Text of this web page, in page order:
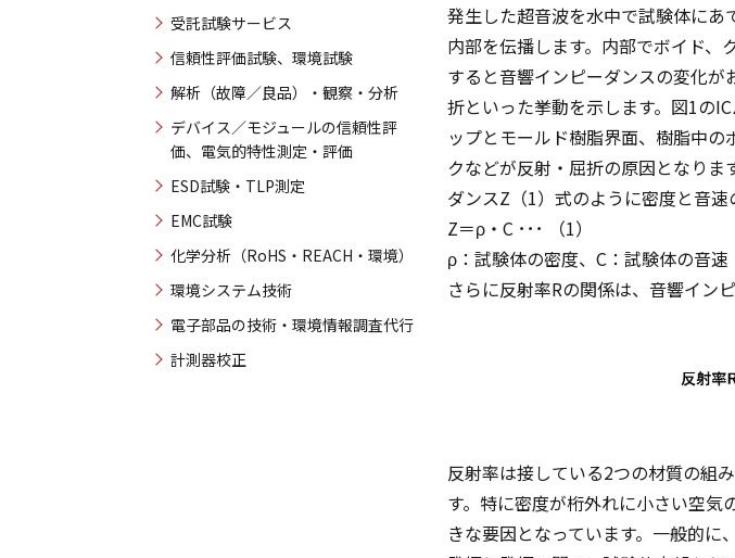
発生した超音波を水中で試験体にあ
内部を伝播します。内部でボイド、
すると音響インピーダンスの変化が
折といった挙動を示します。図1の
ップとモールド樹脂界面、樹脂中の
クなどが反射・屈折の原因となりま
ダンスZ（1）式のように密度と音速
Z＝ρ・C ･･･ （1）
ρ：試験体の密度、C：試験体の音速
さらに反射率Rの関係は、音響イン
反射率は接している2つの材質の組
す。特に密度が桁外れに小さい空
きな要因となっています。一般的
受託試験サービス
信頼性評価試験、環境試験
解析（故障／良品）・観察・分析
デバイス／モジュールの信頼性評
価、電気的特性測定・評価
ESD試験・TLP測定
EMC試験
化学分析（RoHS・REACH・環境）
環境システム技術
電子部品の技術・環境情報調査代行
計測器校正